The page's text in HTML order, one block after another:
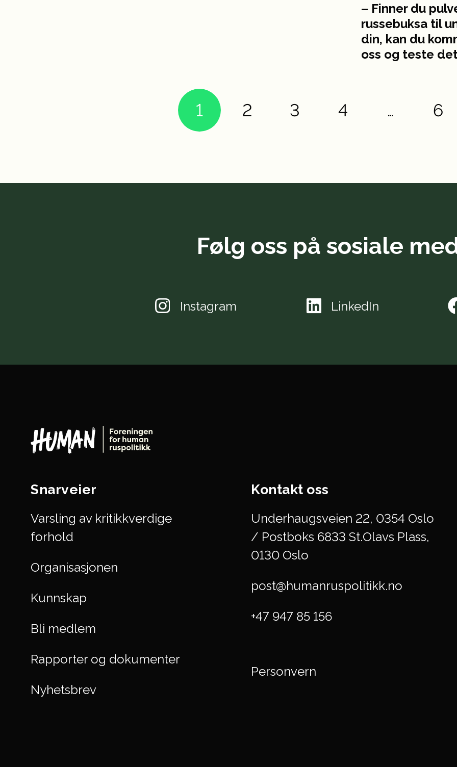
– Finner du
russebuksa til
din, kan du
oss og teste
1 2 3 4 … 6
Følg oss på sosiale
Instagram LinkedIn
Snarveier
Varsling av kritikkverdige
forhold
Organisasjonen
Kunnskap
Bli medlem
Rapporter og dokumenter
Nyhetsbrev
Kontakt oss
Underhaugsveien 22, 0354 Oslo
/ Postboks 6833 St.Olavs Plass,
0130 Oslo
post@humanruspolitikk.no
+47 947 85 156
Personvern